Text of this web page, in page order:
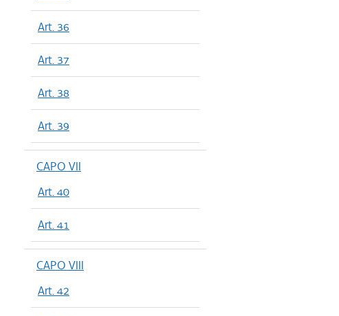
Art. 36
Art. 37
Art. 38
Art. 39
CAPO VII
Art. 40
Art. 41
CAPO VIII
Art. 42